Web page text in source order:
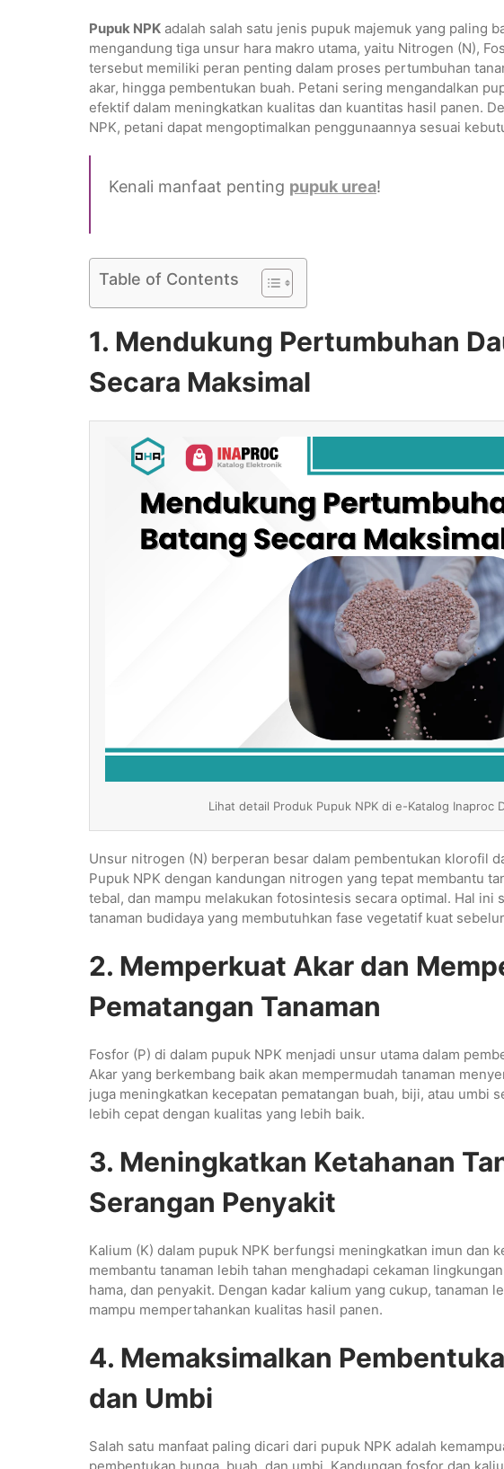
Pupuk NPK adalah salah satu jenis pupuk majemuk yang paling
mengandung tiga unsur hara makro utama, yaitu Nitrogen (N),
tersebut memiliki peran penting dalam proses pertumbuhan
akar, hingga pembentukan buah. Petani sering mengandalkan
efektif dalam meningkatkan kualitas dan kuantitas hasil panen.
NPK, petani dapat mengoptimalkan penggunaannya sesuai
Kenali manfaat penting pupuk urea!
Table of Contents
1. Mendukung Pertumbuhan
Secara Maksimal
Lihat detail Produk Pupuk NPK di e-Katalog Inaproc
Unsur nitrogen (N) berperan besar dalam pembentukan klorofil
Pupuk NPK dengan kandungan nitrogen yang tepat membantu
tebal, dan mampu melakukan fotosintesis secara optimal. Hal ini
tanaman budidaya yang membutuhkan fase vegetatif kuat
2. Memperkuat Akar dan
Pematangan Tanaman
Fosfor (P) di dalam pupuk NPK menjadi unsur utama dalam
Akar yang berkembang baik akan mempermudah tanaman
juga meningkatkan kecepatan pematangan buah, biji, atau umbi
lebih cepat dengan kualitas yang lebih baik.
3. Meningkatkan Ketahanan
Serangan Penyakit
Kalium (K) dalam pupuk NPK berfungsi meningkatkan imun dan
membantu tanaman lebih tahan menghadapi cekaman
hama, dan penyakit. Dengan kadar kalium yang cukup, tanaman
mampu mempertahankan kualitas hasil panen.
4. Memaksimalkan
dan Umbi
Salah satu manfaat paling dicari dari pupuk NPK adalah
pembentukan bunga, buah, dan umbi. Kandungan fosfor dan